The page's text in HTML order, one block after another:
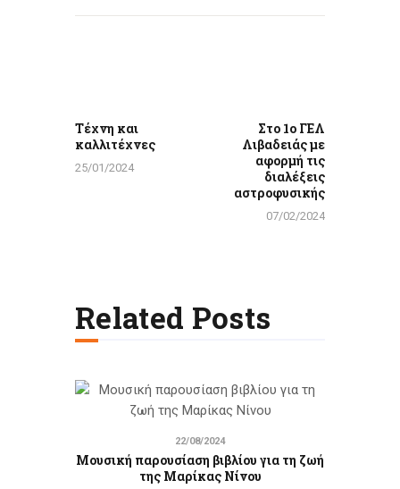
Τέχνη και
καλλιτέχνες
25/01/2024
Στο 1ο ΓΕΛ
Λιβαδειάς με
αφορμή τις
διαλέξεις
αστροφυσικής
07/02/2024
Related Posts
22/08/2024
Μουσική παρουσίαση βιβλίου για τη ζωή
της Μαρίκας Νίνου